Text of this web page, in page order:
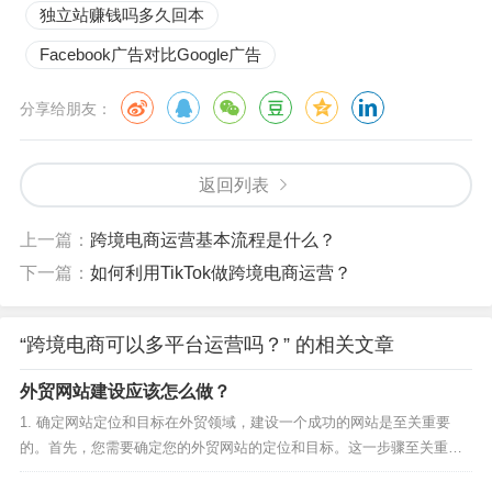
为企业带来更多的机会。然而，企业需要认识到多平台运
营所伴随的管理和运营挑战，以及需要投入的额外资源。
跨境电商多平台运营的潜力，取得成功。无论企业选择多
平台运营还是单一平台运营，都应该根据自身情况和市场
需求来做出明智的决策。
独立站赚钱吗多久回本
Facebook广告对比Google广告
分享给朋友：
返回列表
上一篇： 跨境电商运营基本流程是什么？
下一篇： 如何利用TikTok做跨境电商运营？
“跨境电商可以多平台运营吗？” 的相关文章
外贸网站建设应该怎么做？
1. 确定网站定位和目标在外贸领域，建设一个成功的网站是至关重要
的。首先，您需要确定您的外贸网站的定位和目标。这一步骤至关重
要，因为它将直接影响您的网站的设计和内容。在确定定位和目标时，